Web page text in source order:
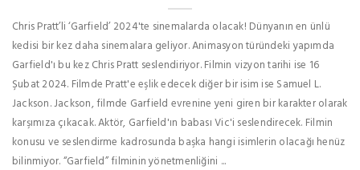
Chris Pratt’li ‘Garfield’ 2024'te sinemalarda olacak! Dünyanın en ünlü
kedisi bir kez daha sinemalara geliyor. Animasyon türündeki yapımda
Garfield'ı bu kez Chris Pratt seslendiriyor. Filmin vizyon tarihi ise 16
Şubat 2024. Filmde Pratt'e eşlik edecek diğer bir isim ise Samuel L.
Jackson. Jackson, filmde Garfield evrenine yeni giren bir karakter olarak
karşımıza çıkacak. Aktör, Garfield'ın babası Vic'i seslendirecek. Filmin
konusu ve seslendirme kadrosunda başka hangi isimlerin olacağı henüz
bilinmiyor. “Garfield” filminin yönetmenliğini ...